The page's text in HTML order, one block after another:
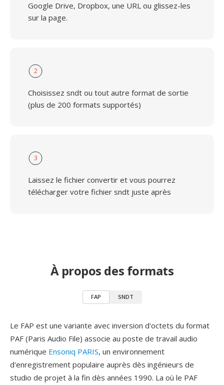
Google Drive, Dropbox, une URL ou glissez-les
sur la page.
2
Choisissez sndt ou tout autre format de sortie
(plus de 200 formats supportés)
3
Laissez le fichier convertir et vous pourrez
télécharger votre fichier sndt juste après
À propos des formats
FAP SNDT
Le FAP est une variante avec inversion d'octets du format
PAF (Paris Audio File) associe au poste de travail audio
numérique Ensoniq PARIS, un environnement
d'enregistrement populaire auprès dès ingénieurs de
studio de projet à la fin dès années 1990. La où le PAF